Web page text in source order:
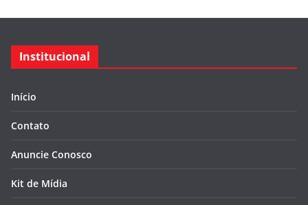
Institucional
Início
Contato
Anuncie Conosco
Kit de Mídia